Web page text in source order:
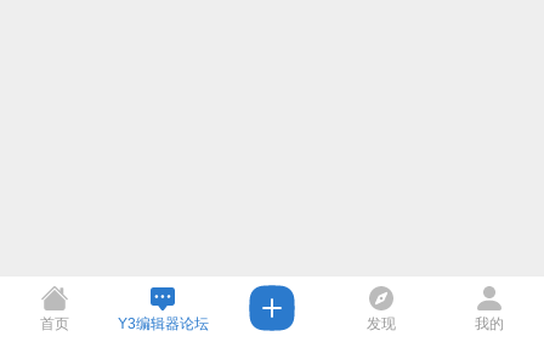
首页 Y3编辑器论坛 发现 我的